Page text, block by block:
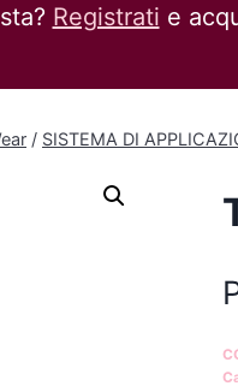
Registrati e
/ SISTEMA DI